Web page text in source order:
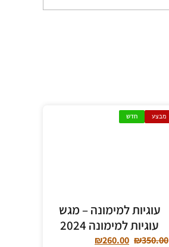
מבצע חדש
עוגיות למימונה – מגש
עוגיות למימונה 2024
₪350.00
₪260.00